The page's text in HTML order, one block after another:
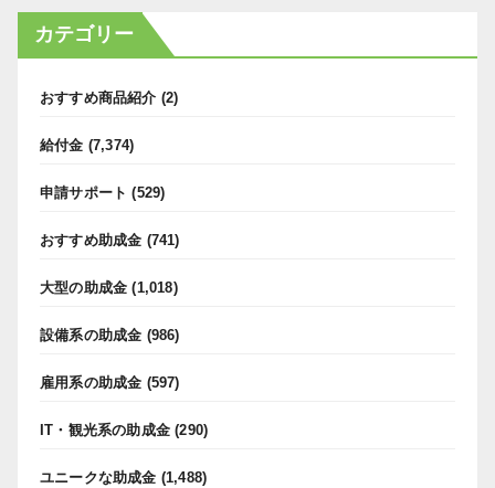
カテゴリー
おすすめ商品紹介 (2)
給付金 (7,374)
申請サポート (529)
おすすめ助成金 (741)
大型の助成金 (1,018)
設備系の助成金 (986)
雇用系の助成金 (597)
IT・観光系の助成金 (290)
ユニークな助成金 (1,488)